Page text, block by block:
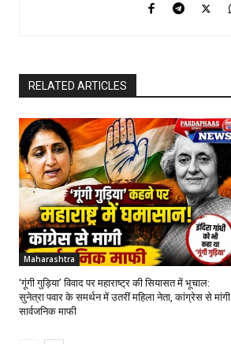
RELATED ARTICLES
Maharashtra
‘गूंगी गुड़िया’ विवाद पर महाराष्ट्र की सियासत में भूचाल:
सुनेत्रा पवार के समर्थन में उतरीं महिला नेता, कांग्रेस से मांगी
सार्वजनिक माफी